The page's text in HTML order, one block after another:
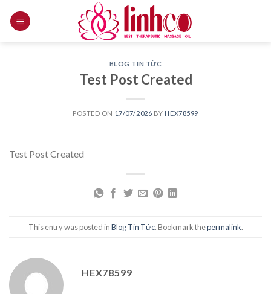
BLOG TIN TỨC
Test Post Created
POSTED ON 17/07/2026 BY HEX78599
Test Post Created
This entry was posted inBlog Tin Tức. Bookmark thepermalink.
HEX78599